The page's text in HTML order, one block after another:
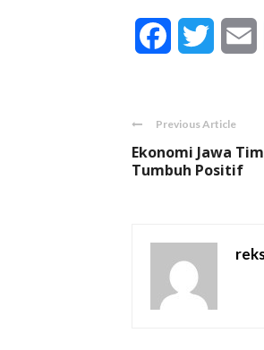
FacebookTwitter
Previous Article
Ekonomi Jawa
Tumbuh Positif